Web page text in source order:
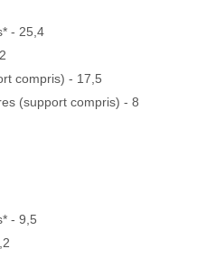
- 25,4
compris) - 17,5
(support compris) - 8
- 9,5